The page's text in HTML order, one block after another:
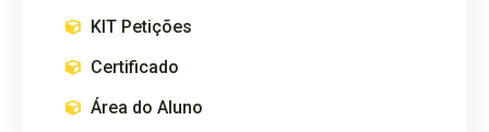
KIT Petições
Certificado
Área do Aluno